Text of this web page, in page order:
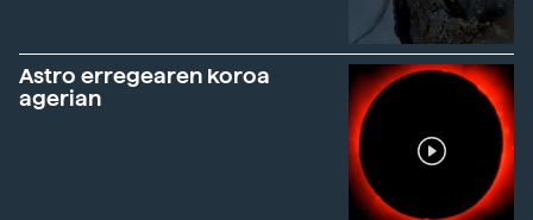
Astro erregearen koroa
agerian